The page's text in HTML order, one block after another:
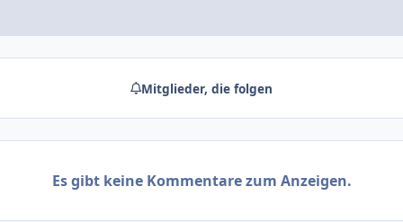
Mitglieder, die folgen
Es gibt keine Kommentare zum Anzeigen.